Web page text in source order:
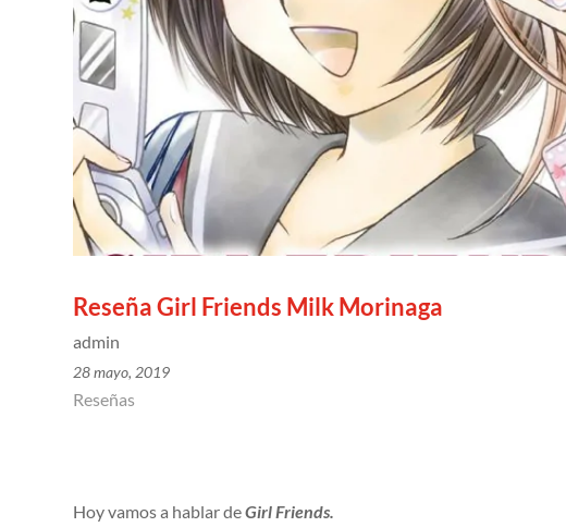
Reseña Girl Friends Milk Morinaga
admin
28 mayo, 2019
Reseñas
Hoy vamos a hablar deGirl Friends.